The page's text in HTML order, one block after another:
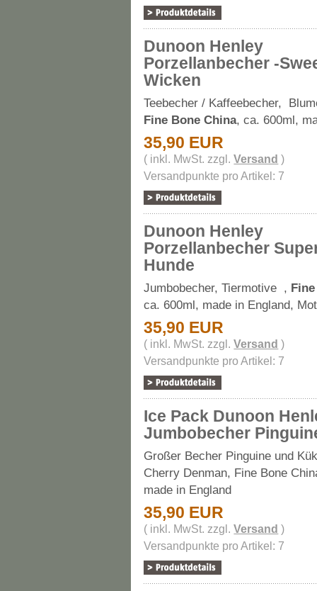
Dunoon Henley
Porzellanbecher -
Wicken
Teebecher / Kaffeebecher,
Fine Bone China, ca. 600ml,
35,90 EUR
( inkl. MwSt. zzgl.Versand )
Versandpunkte pro Artikel: 7
Dunoon Henley
Porzellanbecher
Hunde
Jumbobecher, Tiermotive ,
ca. 600ml, made in England,
35,90 EUR
( inkl. MwSt. zzgl.Versand )
Versandpunkte pro Artikel: 7
Ice Pack Dunoon
Jumbobecher
Großer Becher Pinguine und
Cherry Denman, Fine Bone
made in England
35,90 EUR
( inkl. MwSt. zzgl.Versand )
Versandpunkte pro Artikel: 7